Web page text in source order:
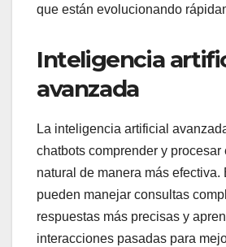
que están evolucionando
Inteligencia
avanzada
La inteligencia artificial
chatbots comprender y procesar
natural de manera más
pueden manejar consultas
respuestas más precisas y
interacciones pasadas para